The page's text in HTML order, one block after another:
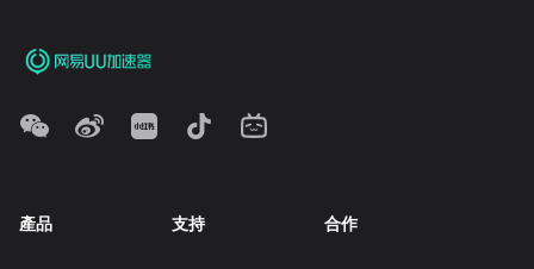
產品 支持 合作